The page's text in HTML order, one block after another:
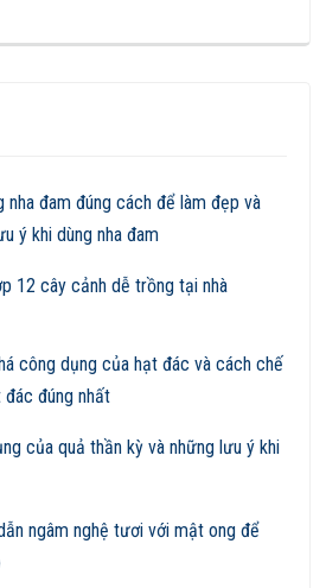
nha đam đúng cách để làm đẹp và
ý khi dùng nha đam
12 cây cảnh dễ trồng tại nhà
công dụng của hạt đác và cách chế
đác đúng nhất
của quả thần kỳ và những lưu ý khi
ngâm nghệ tươi với mật ong để